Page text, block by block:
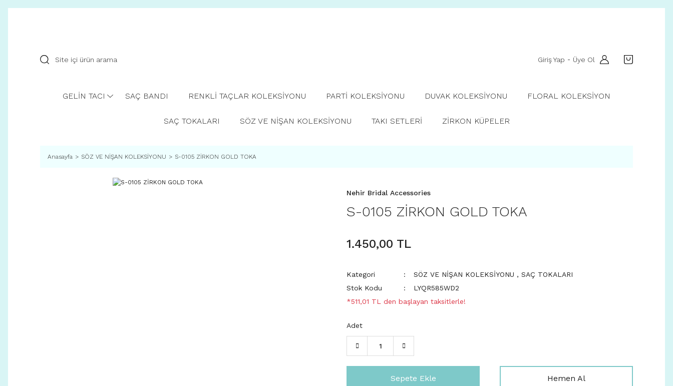
Giriş Yap - Üye Ol
GELİN TACI SAÇ BANDI RENKLİ TAÇLAR KOLEKSİYONU PARTİ KOLEKSİYONU DUVAK KOLEKSİYONU FLORAL KOLEKSİYON
SAÇ TOKALARI SÖZ VE NİŞAN KOLEKSİYONU TAKI SETLERİ ZİRKON KÜPELER
Anasayfa SÖZ VE NİŞAN KOLEKSİYONU S-0105 ZİRKON GOLD TOKA
Nehir Bridal Accessories
S-0105 ZİRKON GOLD TOKA
1.450,00 TL
Kategori SÖZ VE NİŞAN KOLEKSİYONU ,SAÇ TOKALARI
Stok Kodu
LYQR585WD2
*511,01 TL den başlayan taksitlerle!
Adet
Sepete Ekle Hemen Al